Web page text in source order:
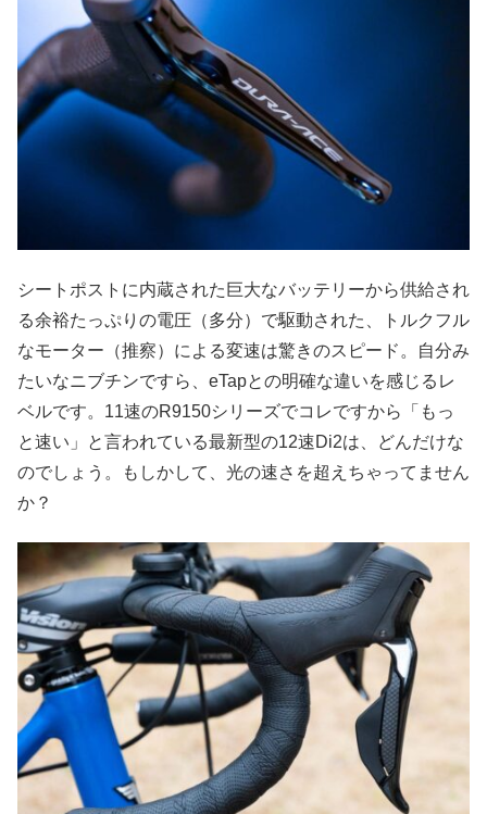
シートポストに内蔵された巨大なバッテリーから供給され
る余裕たっぷりの電圧（多分）で駆動された、トルクフル
なモーター（推察）による変速は驚きのスピード。自分み
たいなニブチンですら、eTapとの明確な違いを感じるレ
ベルです。11速のR9150シリーズでコレですから「もっ
と速い」と言われている最新型の12速Di2は、どんだけな
のでしょう。もしかして、光の速さを超えちゃってません
か？